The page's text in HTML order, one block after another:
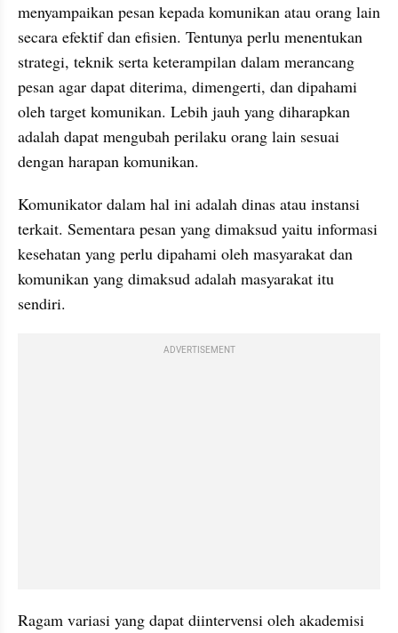
menyampaikan pesan kepada komunikan atau orang lain
secara efektif dan efisien. Tentunya perlu menentukan
strategi, teknik serta keterampilan dalam merancang
pesan agar dapat diterima, dimengerti, dan dipahami
oleh target komunikan. Lebih jauh yang diharapkan
adalah dapat mengubah perilaku orang lain sesuai
dengan harapan komunikan.
Komunikator dalam hal ini adalah dinas atau instansi
terkait. Sementara pesan yang dimaksud yaitu informasi
kesehatan yang perlu dipahami oleh masyarakat dan
komunikan yang dimaksud adalah masyarakat itu
sendiri.
ADVERTISEMENT
Ragam variasi yang dapat diintervensi oleh akademisi